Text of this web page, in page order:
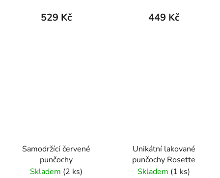
529 Kč 449 Kč
Samodržící červené
punčochy
Skladem (2 ks)
Unikátní lakované
punčochy Rosette
Skladem (1 ks)